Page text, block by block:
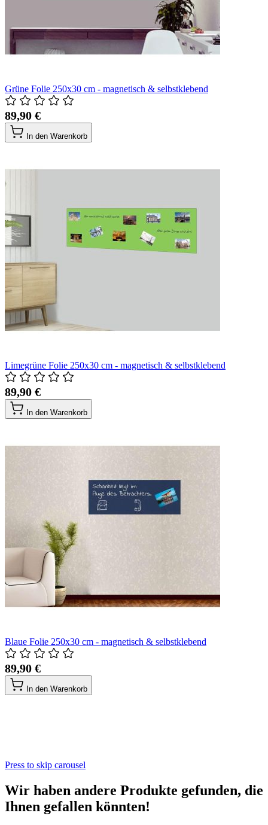
Grüne Folie 250x30 cm - magnetisch & selbstklebend
89,90 €
In den Warenkorb
Limegrüne Folie 250x30 cm - magnetisch & selbstklebend
89,90 €
In den Warenkorb
Blaue Folie 250x30 cm - magnetisch & selbstklebend
89,90 €
In den Warenkorb
Press to skip carousel
Wir haben andere Produkte gefunden, die
Ihnen gefallen könnten!